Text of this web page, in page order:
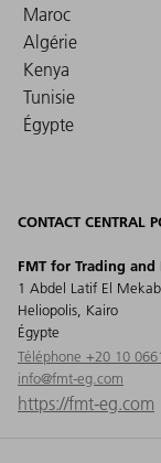
Maroc
Algérie
Kenya
Tunisie
Égypte
CONTACT CENTRAL
FMT for Trading
1 Abdel Latif El
Heliopolis, Kairo
Égypte
Téléphone +20 10
info@fmt-eg.com
https://fmt-eg.com